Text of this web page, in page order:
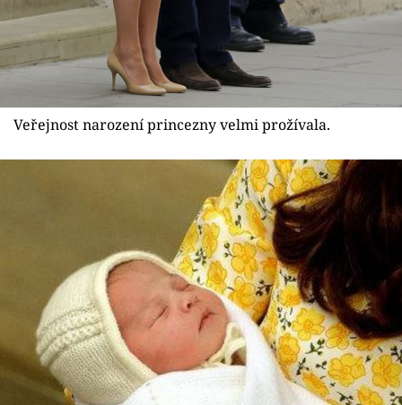
Veřejnost narození princezny velmi prožívala.